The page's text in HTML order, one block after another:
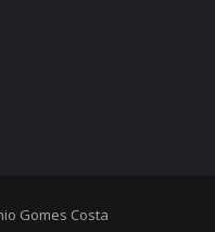
Gomes Costa